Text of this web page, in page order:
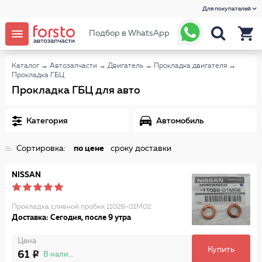
Для покупателей
Подбор в WhatsApp
Каталог → Автозапчасти → Двигатель → Прокладка двигателя →
Прокладка ГБЦ
Прокладка ГБЦ для авто
Категория Автомобиль
Сортировка: по цене сроку доставки
NISSAN
Прокладка сливной пробки 11026-01M02
Доставка: Сегодня, после 9 утра
Цена
61 В наличии
Купить